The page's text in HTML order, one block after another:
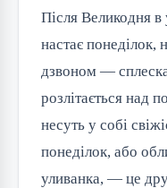
Після Великодня в
настає
дзвоном —
розлітається над
несуть у собі
понеділок, або
уливанка, — це